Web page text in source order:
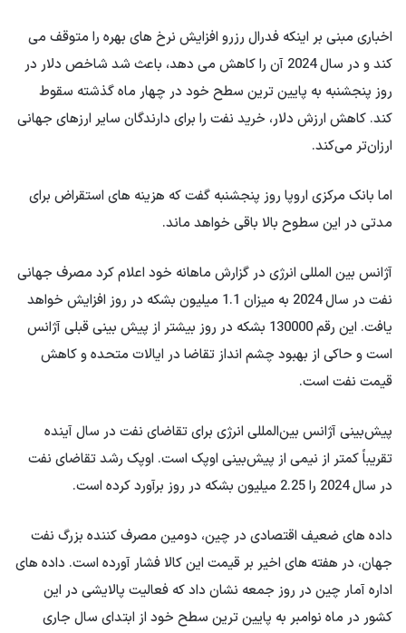
اخباری مبنی بر اینکه فدرال رزرو افزایش نرخ های بهره را متوقف می
کند و در سال 2024 آن را کاهش می دهد، باعث شد شاخص دلار در
روز پنجشنبه به پایین ترین سطح خود در چهار ماه گذشته سقوط
کند. کاهش ارزش دلار، خرید نفت را برای دارندگان سایر ارزهای جهانی
ارزان‌تر می‌کند.
اما بانک مرکزی اروپا روز پنجشنبه گفت که هزینه های استقراض برای
مدتی در این سطوح بالا باقی خواهد ماند.
آژانس بین المللی انرژی در گزارش ماهانه خود اعلام کرد مصرف جهانی
نفت در سال 2024 به میزان 1.1 میلیون بشکه در روز افزایش خواهد
یافت. این رقم 130000 بشکه در روز بیشتر از پیش بینی قبلی آژانس
است و حاکی از بهبود چشم انداز تقاضا در ایالات متحده و کاهش
قیمت نفت است.
پیش‌بینی آژانس بین‌المللی انرژی برای تقاضای نفت در سال آینده
تقریباً کمتر از نیمی از پیش‌بینی اوپک است. اوپک رشد تقاضای نفت
در سال 2024 را 2.25 میلیون بشکه در روز برآورد کرده است.
داده های ضعیف اقتصادی در چین، دومین مصرف کننده بزرگ نفت
جهان، در هفته های اخیر بر قیمت این کالا فشار آورده است. داده های
اداره آمار چین در روز جمعه نشان داد که فعالیت پالایشی در این
کشور در ماه نوامبر به پایین ترین سطح خود از ابتدای سال جاری